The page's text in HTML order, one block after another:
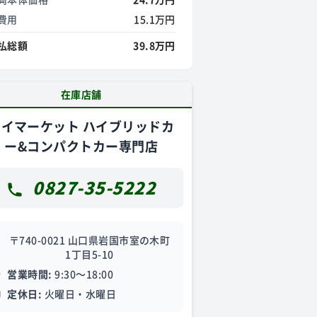
用
15.1万円
総額
39.8万円
在庫店舗
マーケット ハイブリッドカ
ー&コンパクトカー専門店
0827-35-5222
〒740-0021 山口県岩国市室の木町
1丁目5-10
営業時間: 9:30～18:00
定休日: 火曜日・水曜日